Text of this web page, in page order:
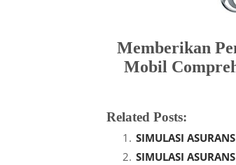
Memberikan
Mobil
Related Posts:
SIMULASI
SIMULASI